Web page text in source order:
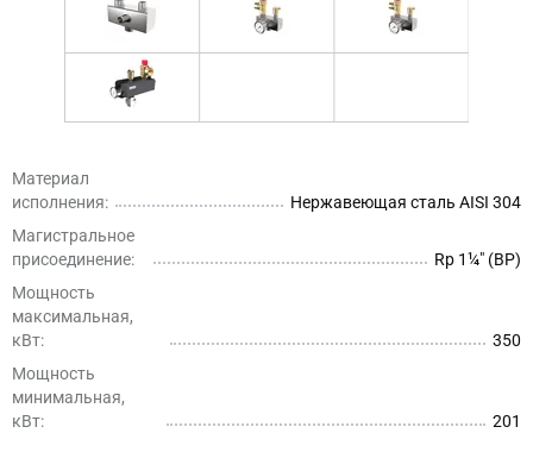
Материал
исполнения:
Нержавеющая сталь AISI 304
Магистральное
присоединение:
Rp 1¼″ (ВР)
Мощность
максимальная,
кВт:
350
Мощность
минимальная,
кВт:
201